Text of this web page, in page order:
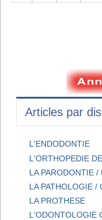
Articles par
L'ENDODONTIE
L'ORTHOPEDIE
LA PARODONTIE
LA PATHOLOGIE /
LA PROTHESE
L'ODONTOLOGIE